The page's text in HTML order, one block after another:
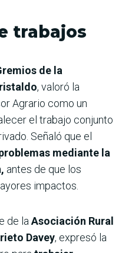
trabajos
de la
, valoró la
Agrario como un
el trabajo conjunto
Señaló que el
mediante la
antes de que los
impactos.
de la Asociación Rural
Davey, expresó la